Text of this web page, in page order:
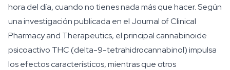
hora del día, cuando no tienes nada más que hacer. Según
una investigación publicada en el Journal of Clinical
Pharmacy and Therapeutics, el principal cannabinoide
psicoactivo THC (delta-9-tetrahidrocannabinol) impulsa
los efectos característicos, mientras que otros